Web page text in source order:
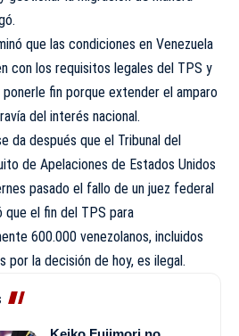
que las condiciones en Venezuela
con los requisitos legales del TPS y
fin porque extender el amparo
del interés nacional.
da después que el Tribunal del
de Apelaciones de Estados Unidos
pasado el fallo de un juez federal
que el fin del TPS para
600.000 venezolanos, incluidos
por la decisión de hoy, es ilegal.